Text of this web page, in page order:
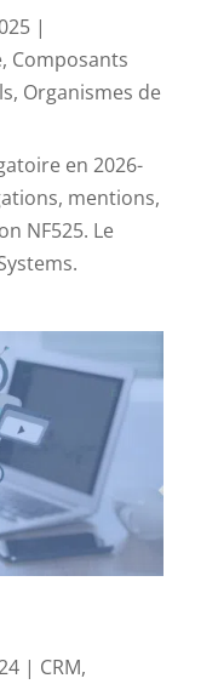
|
, Composants
, Organismes de
en 2026-
mentions,
NF525. Le
| CRM,